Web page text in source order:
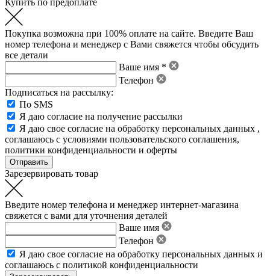
Купить по предоплате
Покупка возможна при 100% оплате на сайте. Введите Ваш
номер телефона и менеджер с Вами свяжется чтобы обсудить
все детали
Ваше имя *
Телефон
Подписаться на рассылку:
По SMS
Я даю согласие на получение рассылки
Я даю свое согласие на обработку персональных данных ,
соглашаюсь с условиями пользовательского соглашения,
политики конфиденциальности и оферты
Зарезервировать товар
Введите номер телефона и менеджер интернет-магазина
свяжется с вами для уточнения деталей
Ваше имя
Телефон
Я даю свое согласие на обработку персональных данных и
соглашаюсь с политикой конфиденциальности